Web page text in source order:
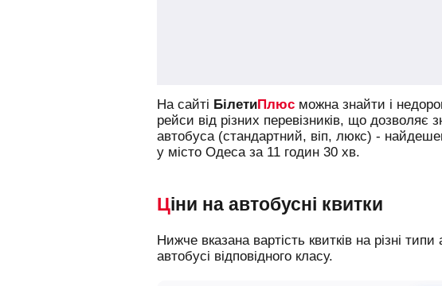
На сайті БілетиПлюс можна знайти і
рейси від різних перевізників, що дозволяє
автобуса (стандартний, віп, люкс) -
у місто Одеса за 11 годин 30 хв.
Ціни на автобусні квитки
Нижче вказана вартість квитків на різні типи автобусів, що допоможе вам зорієнтуватися у виборі і замовити місце в
автобусі відповідного класу.